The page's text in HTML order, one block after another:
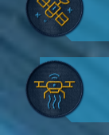
7
8
9
6
7
8